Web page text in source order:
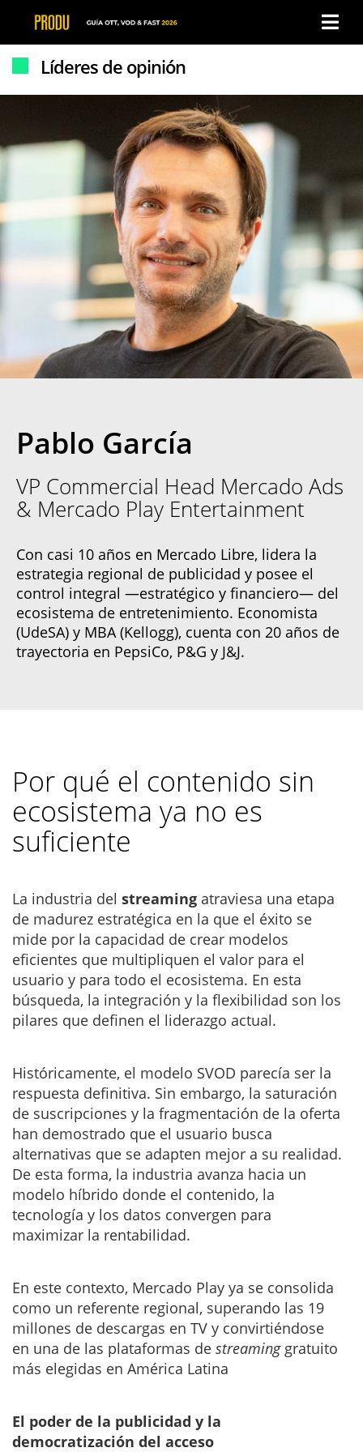
Líderes de opinión ×
×
Pablo García
VP Commercial Head Mercado Ads
& Mercado Play Entertainment
Con casi 10 años en Mercado Libre, lidera la
estrategia regional de publicidad y posee el
control integral —estratégico y financiero— del
ecosistema de entretenimiento. Economista
(UdeSA) y MBA (Kellogg), cuenta con 20 años de
trayectoria en PepsiCo, P&G y J&J.
Por qué el contenido sin
ecosistema ya no es
suficiente
La industria del streaming atraviesa una etapa
de madurez estratégica en la que el éxito se
mide por la capacidad de crear modelos
eficientes que multipliquen el valor para el
usuario y para todo el ecosistema. En esta
búsqueda, la integración y la flexibilidad son los
pilares que definen el liderazgo actual.
Históricamente, el modelo SVOD parecía ser la
respuesta definitiva. Sin embargo, la saturación
de suscripciones y la fragmentación de la oferta
han demostrado que el usuario busca
alternativas que se adapten mejor a su realidad.
De esta forma, la industria avanza hacia un
modelo híbrido donde el contenido, la
tecnología y los datos convergen para
maximizar la rentabilidad.
En este contexto, Mercado Play ya se consolida
como un referente regional, superando las 19
millones de descargas en TV y convirtiéndose
en una de las plataformas de streaminggratuito
más elegidas en América Latina
El poder de la publicidad y la
democratización del acceso